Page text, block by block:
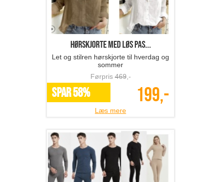
hørskjorte med løs pas...
Let og stilren hørskjorte til hverdag og
sommer
Førpris469,-
SPAR 58% 199,-
Læs mere